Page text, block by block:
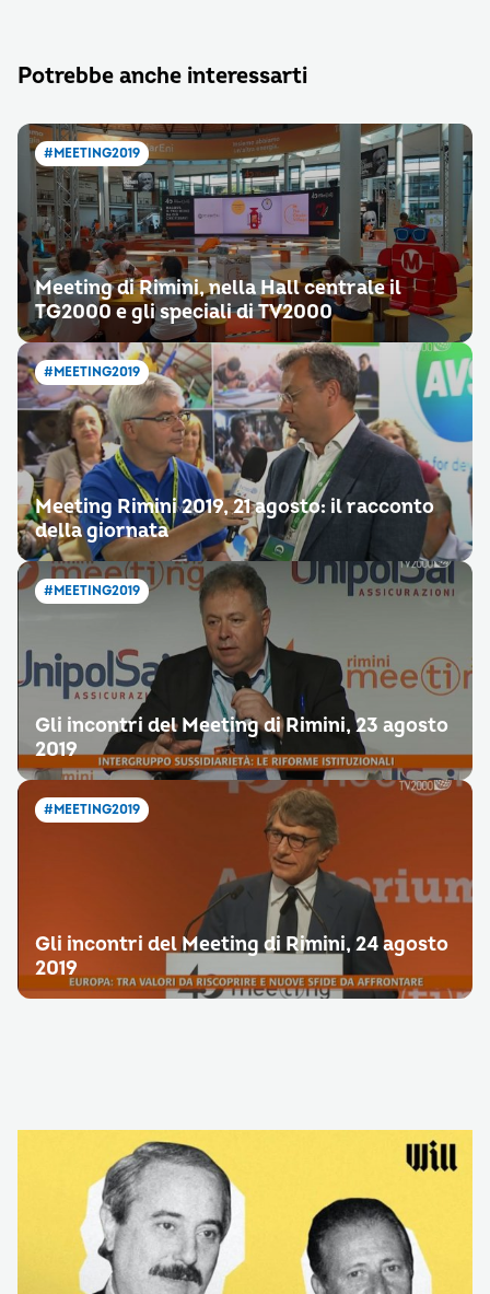
Potrebbe anche interessarti
#MEETING2019
Meeting di Rimini, nella Hall centrale il
TG2000 e gli speciali di TV2000
#MEETING2019
Meeting Rimini 2019, 21 agosto: il racconto
della giornata
#MEETING2019
Gli incontri del Meeting di Rimini, 23 agosto
2019
#MEETING2019
Gli incontri del Meeting di Rimini, 24 agosto
2019